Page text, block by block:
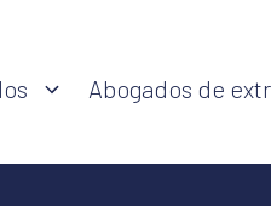
Abogados de